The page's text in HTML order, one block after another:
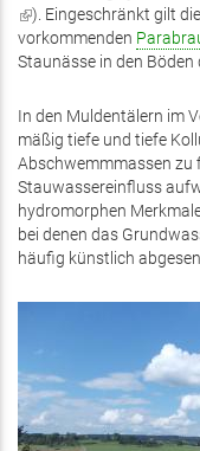
(Link
ist
extern)
). Eingeschränkt gilt
vorkommenden
Staunässe in den
In den Muldentälern im
mäßig tiefe und tiefe
Abschwemmmassen zu
Stauwassereinfluss
hydromorphen
bei denen das
häufig künstlich